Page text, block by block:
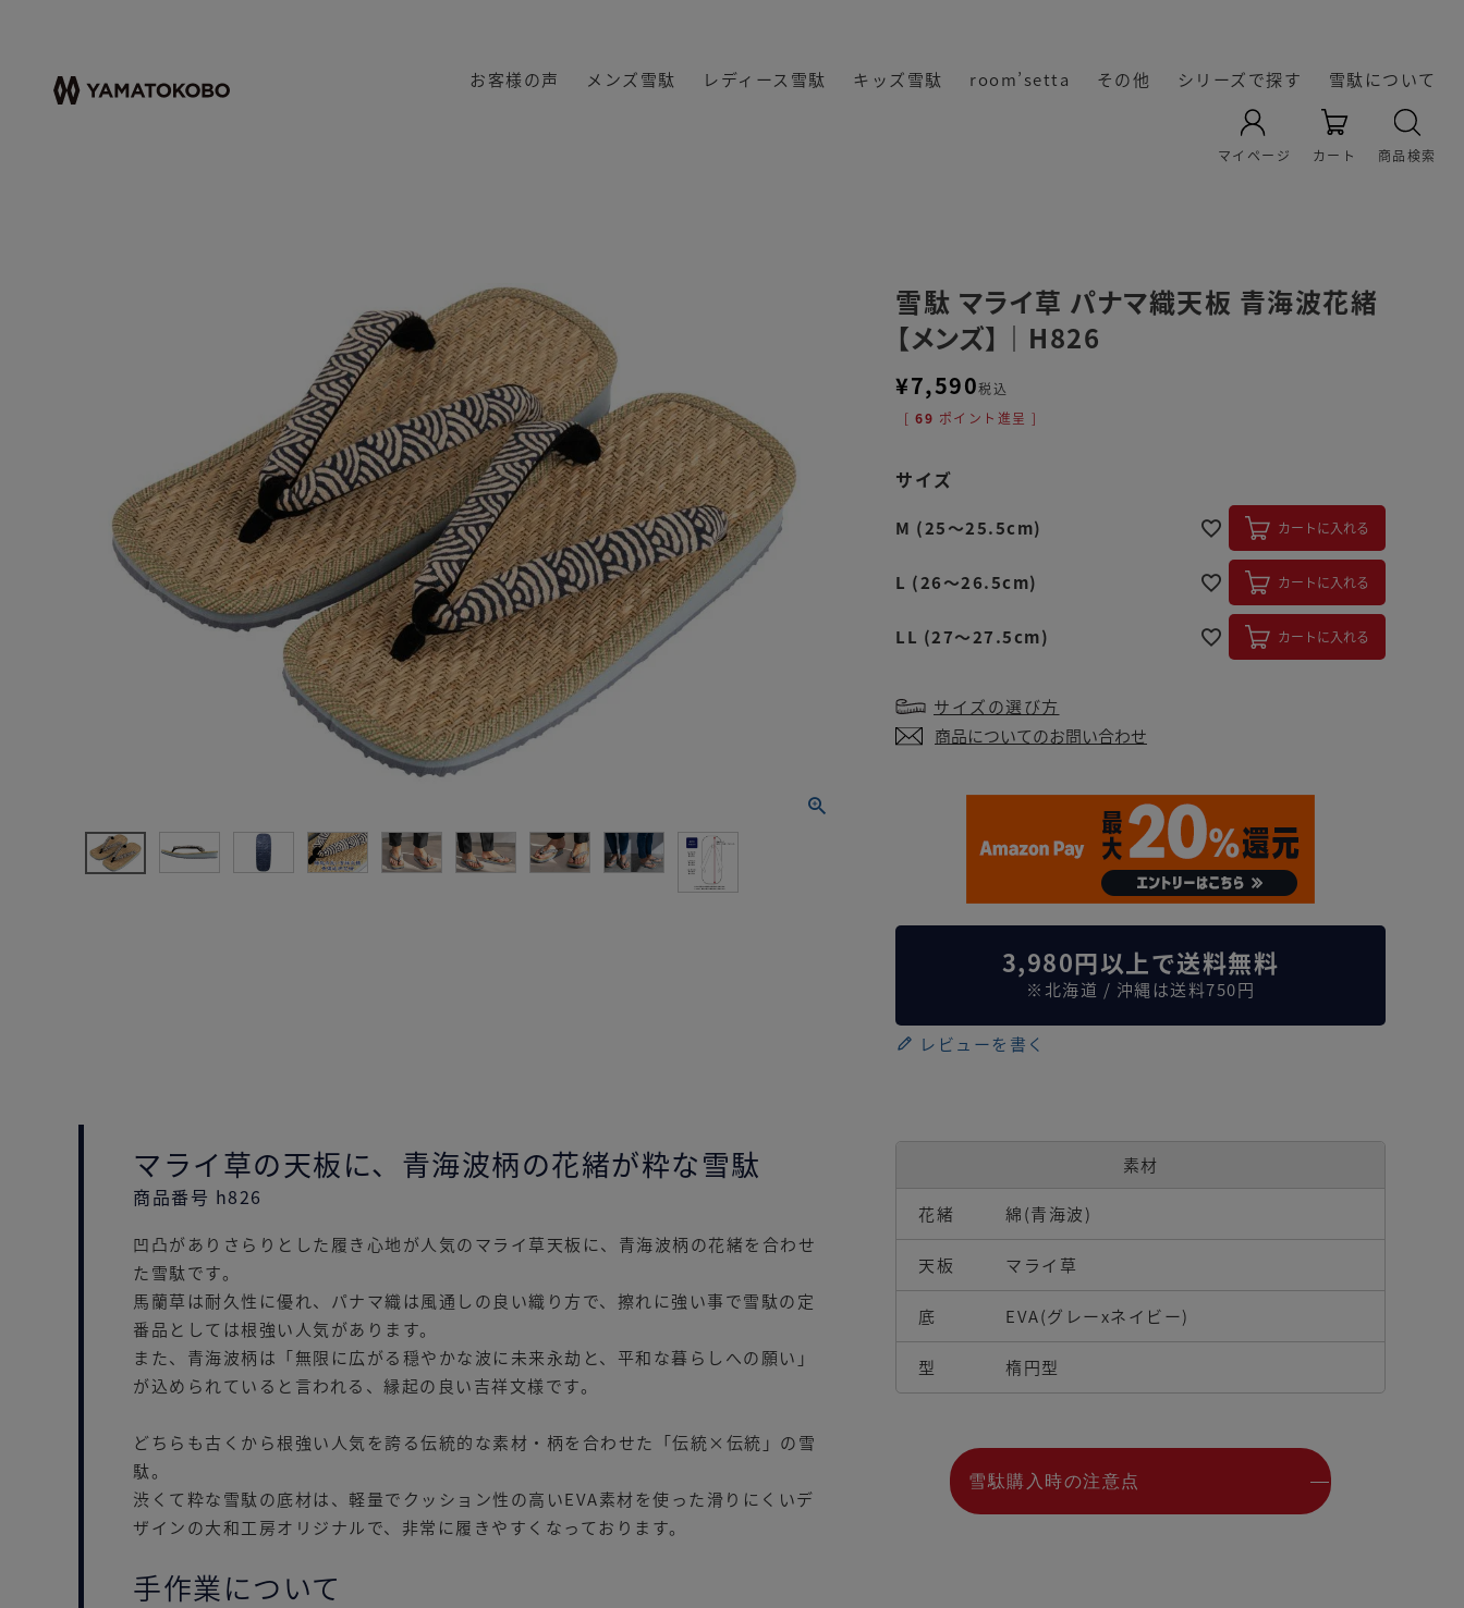
お客様の声 メンズ雪駄 レディース雪駄 キッズ雪駄 room’setta その他 シリーズで探す
Re:休
Rekyu
凛輝-rin-
レザー雪駄
暖かい冬雪駄
YAMATO KOBO -cross-
天空 TenQoo®
雪駄について
奈良の雪
雪駄の起
雪駄の生
オリジナ
雪駄の履
雪駄の素
雪駄の素
マイページ カート 商品検索
雪駄 マライ草 パナマ織天板 青海波花緒
【メンズ】｜H826
¥7,590税込
[ 69 ポイント進呈 ]
サイズ
M (25～25.5cm) カートに入れる
L (26～26.5cm) カートに入れる
LL (27～27.5cm) カートに入れる
サイズの選び方
商品についてのお問い合わせ
3,980円以上で送料無料
※北海道 / 沖縄は送料750円
レビューを書く
マライ草の天板に、青海波柄の花緒が粋な雪駄
商品番号 h826
凹凸がありさらりとした履き心地が人気のマライ草天板に、青海波柄の花緒を合わせ
た雪駄です。
馬蘭草は耐久性に優れ、パナマ織は風通しの良い織り方で、擦れに強い事で雪駄の定
番品としては根強い人気があります。
また、青海波柄は「無限に広がる穏やかな波に未来永劫と、平和な暮らしへの願い」
が込められていると言われる、縁起の良い吉祥文様です。
どちらも古くから根強い人気を誇る伝統的な素材・柄を合わせた「伝統×伝統」の雪
駄。
渋くて粋な雪駄の底材は、軽量でクッション性の高いEVA素材を使った滑りにくいデ
ザインの大和工房オリジナルで、非常に履きやすくなっております。
手作業について
素材
花緒 綿(青海波)
天板 マライ草
底 EVA(グレーxネイビー)
型 楕円型
雪駄購入時の注意点